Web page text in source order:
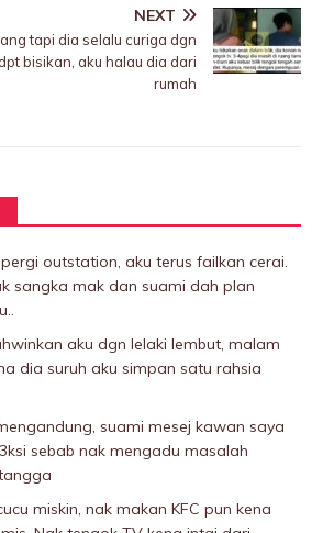
NEXT
tapi dia selalu curiga dgn
bisikan, aku halau dia dari
rumah
outstation, aku terus failkan cerai.
sangka mak dan suami dah plan
aku dgn lelaki Iembut, malam
dia suruh aku simpan satu rahsia
suami mesej kawan saya
sebab nak mengadu masalah
miskin, nak makan KFC pun kena